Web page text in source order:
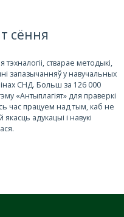
сёння
тэхналогіі, стварае методыкі,
запазычанняў у навучальных
СНД. Больш за 126 000
«Антыплагіят» для праверкі
час працуем над тым, каб не
адукацыі і навукі